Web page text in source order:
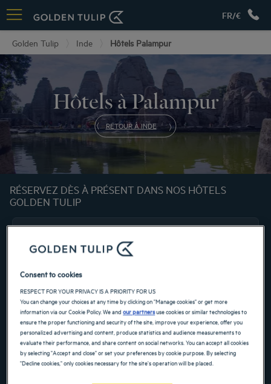
FR/€
Golden Tulip Inde Hôtels Palampur
Hôtels à Palampur
RETOUR À INDE
RÉSERVEZ DÈS À PRÉSENT DANS NOS HÔTELS
GOLDEN TULIP
Navigate forward to interact with the calendar and select a date. Press the
Navigate backward to interact with the
RECHERCHER
Ajouter un code
Consent to cookies
RESPECT FOR YOUR PRIVACY IS A PRIORITY FOR US
You can change your choices at any time by clicking on "Manage cookies" or get more
information via our Cookie Policy. We andour partnersuse cookies or similar technologies to
ensure the proper functioning and security of the site, improve your experience, offer you
personalized advertising and content, produce statistics and audience measurements to
evaluate their performance, and share content on social networks. You can accept all cookies
by selecting "Accept and close" or set your preferences by cookie purpose. By selecting
"Decline cookies," only cookies necessary for the site's operation will be placed.